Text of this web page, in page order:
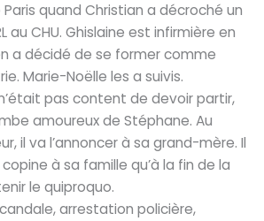
quand Christian a décroché un
au CHU. Ghislaine est infirmière en
a décidé de se former comme
Marie-Noëlle les a suivis.
pas content de devoir partir,
amoureux de Stéphane. Au
il va l’annoncer à sa grand-mère. Il
à sa famille qu’à la fin de la
le quiproquo.
arrestation policière,